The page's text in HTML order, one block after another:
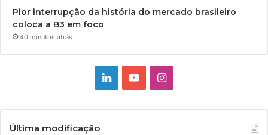
Pior interrupção da história do mercado brasileiro
coloca a B3 em foco
40 minutos atrás
LinkedinYouTubeInstagram
Última modificação